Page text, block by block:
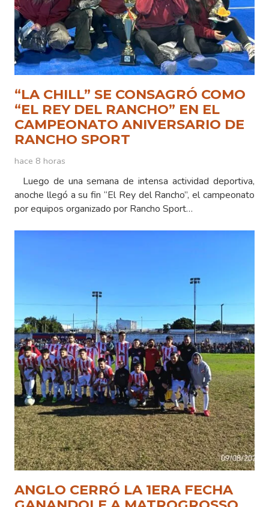
“LA CHILL” SE CONSAGRÓ COMO
“EL REY DEL RANCHO” EN EL
CAMPEONATO ANIVERSARIO DE
RANCHO SPORT
hace 8 horas
Luego de una semana de intensa actividad deportiva,
anoche llegó a su fin “El Rey del Rancho”, el campeonato
por equipos organizado por Rancho Sport…
ANGLO CERRÓ LA 1ERA FECHA